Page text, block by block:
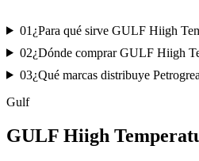
01 ¿Para qué sirve GULF Hiigh
02¿Dónde comprar GULF Hiigh
03¿Qué marcas distribuye
Gulf
GULF Hiigh